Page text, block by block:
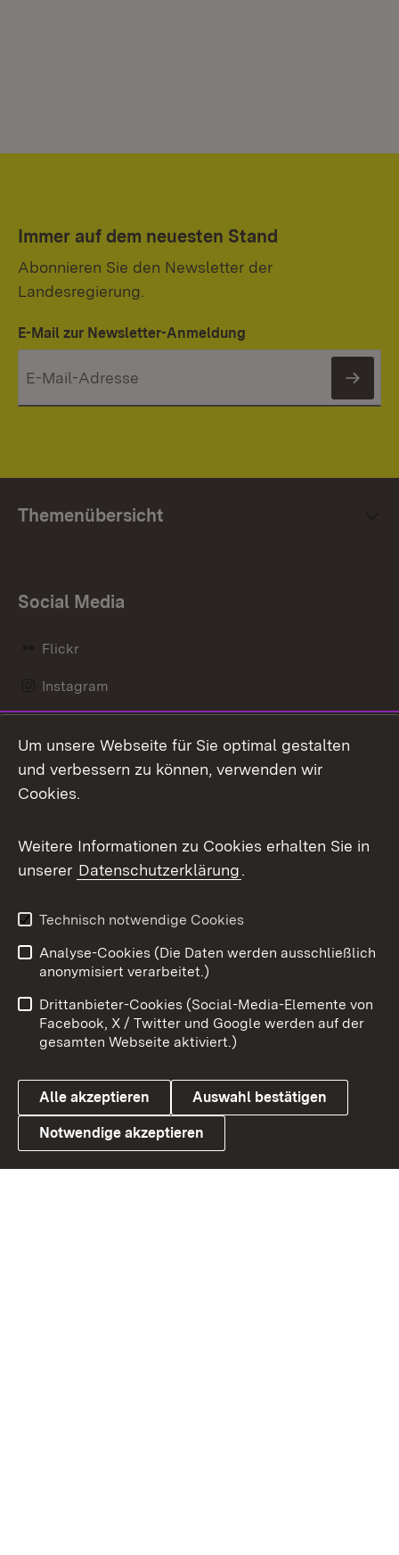
Immer auf dem neuesten Stand
Abonnieren Sie den Newsletter der
Landesregierung.
E-Mail zur Newsletter-Anmeldung
Themenübersicht
Social Media
Flickr
Instagram
Mastodon
Messenger
Social Wall
X / Twitter
Youtube
Link zum Landesportal
Benutzungshinweise
Barrierefreiheit
Datenschutz
Cookies
Um unsere Webseite für Sie optimal gestalten
und verbessern zu können, verwenden wir
Cookies.
Weitere Informationen zu Cookies erhalten Sie in
unserer Datenschutzerklärung.
Technisch notwendige Cookies
Analyse-Cookies (Die Daten werden ausschließlich
anonymisiert verarbeitet.)
Drittanbieter-Cookies (Social-Media-Elemente von
Facebook, X / Twitter und Google werden auf der
gesamten Webseite aktiviert.)
Alle akzeptieren Auswahl bestätigen
Notwendige akzeptieren